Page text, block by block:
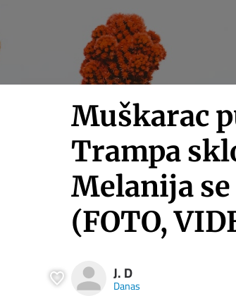
Muškarac
Trampa
Melanija
(FOTO,
J. D
Danas